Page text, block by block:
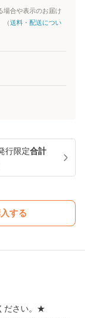
場合や表示のお届け
（送料・配送につい
行限定合計
する
ださい。★